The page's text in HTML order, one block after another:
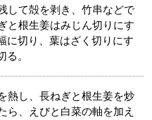
して殻を剥き、竹串などで
と根生姜はみじん切りにす
に切り、葉はざく切りにす
る。
熱し、長ねぎと根生姜を炒
ら、えびと白菜の軸を加え